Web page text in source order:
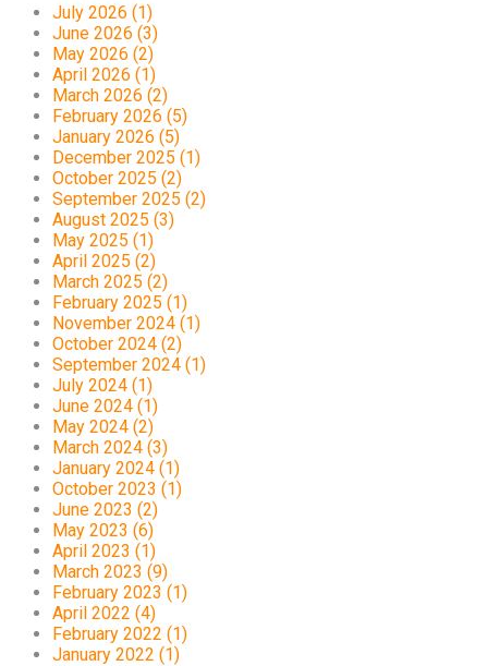
July 2026 (1)
June 2026 (3)
May 2026 (2)
April 2026 (1)
March 2026 (2)
February 2026 (5)
January 2026 (5)
December 2025 (1)
October 2025 (2)
September 2025 (2)
August 2025 (3)
May 2025 (1)
April 2025 (2)
March 2025 (2)
February 2025 (1)
November 2024 (1)
October 2024 (2)
September 2024 (1)
July 2024 (1)
June 2024 (1)
May 2024 (2)
March 2024 (3)
January 2024 (1)
October 2023 (1)
June 2023 (2)
May 2023 (6)
April 2023 (1)
March 2023 (9)
February 2023 (1)
April 2022 (4)
February 2022 (1)
January 2022 (1)